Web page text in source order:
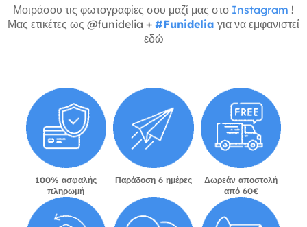
Μοιράσου τις φωτογραφίες σου μαζί μας στο Instagram !
Μας ετικέτες ως @funidelia + #Funidelia για να εμφανιστεί
εδώ
100% ασφαλής
πληρωμή
Παράδοση 6 ημέρες
Δωρεάν αποστολή
από 60€